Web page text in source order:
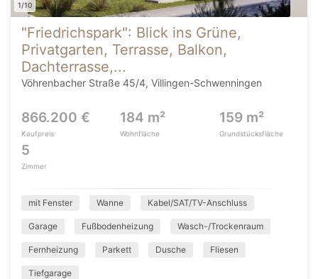
1/10
"Friedrichspark": Blick ins Grüne,
Privatgarten, Terrasse, Balkon,
Dachterrasse,...
Vöhrenbacher Straße 45/4, Villingen-Schwenningen
866.200 €
Kaufpreis
184 m²
Wohnfläche
159 m²
Grundstücksfläche
5
Zimmer
mit Fenster Wanne Kabel/SAT/TV-Anschluss
Garage Fußbodenheizung Wasch-/Trockenraum
Fernheizung Parkett Dusche Fliesen
Tiefgarage